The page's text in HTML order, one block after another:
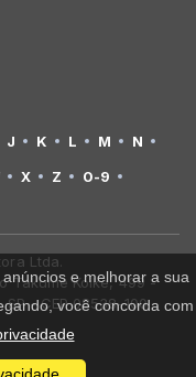
J K L M
N
X Z 0-9
Ltda.
Takume Koike, 499 -
- CEP 08538-100
e melhorar a sua
você concorda com